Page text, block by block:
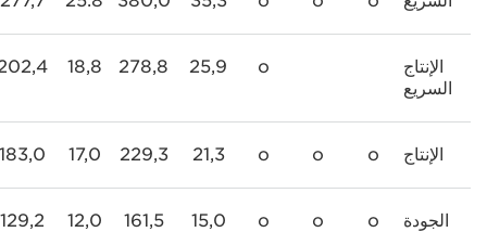
الإنتاج
السريع
25,9
18,8
الإنتاج 21,3
229,3
17,0
183,0
الجودة 15,0
161,5
12,0
129,2